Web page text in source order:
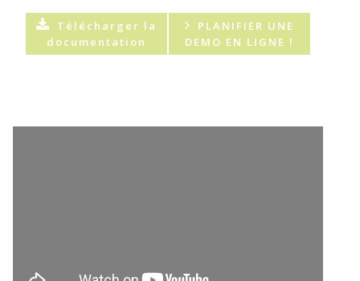
Télécharger la
documentation
PLANIFIER UNE
DEMO EN LIGNE !